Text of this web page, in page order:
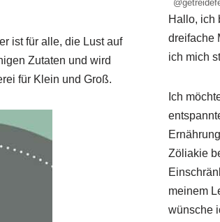
ist für alle, die Lust auf
Zutaten und wird
für Klein und Groß.
Hallo, ich
dreifache
ich mich
Ich
Zöliakie
meinem
wünsche